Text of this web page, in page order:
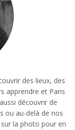
des lieux, des
apprendre et Paris
découvrir de
ou au-delà de nos
la photo pour en